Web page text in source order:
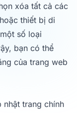
xóa tất cả các
thiết bị di
số loại
bạn có thể
của trang web
nhật trang chính